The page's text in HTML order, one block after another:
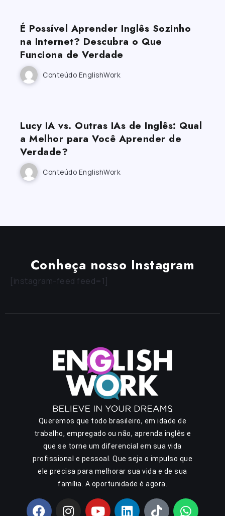
É Possível Aprender Inglês Sozinho
na Internet? Descubra o Que
Funciona de Verdade
Conteúdo EnglishWork
Lucy IA vs. Outras IAs de Inglês: Qual
a Melhor para Você Aprender de
Verdade?
Conteúdo EnglishWork
Conheça nosso Instagram
[instagram-feed feed=1]
Queremos que todo brasileiro, em idade de
trabalho, empregado ou não, aprenda inglês e
que se torne um diferencial em sua vida
profissional e pessoal. Que seja o impulso que
ele precisa para melhorar sua vida e de sua
família. A oportunidade é agora.